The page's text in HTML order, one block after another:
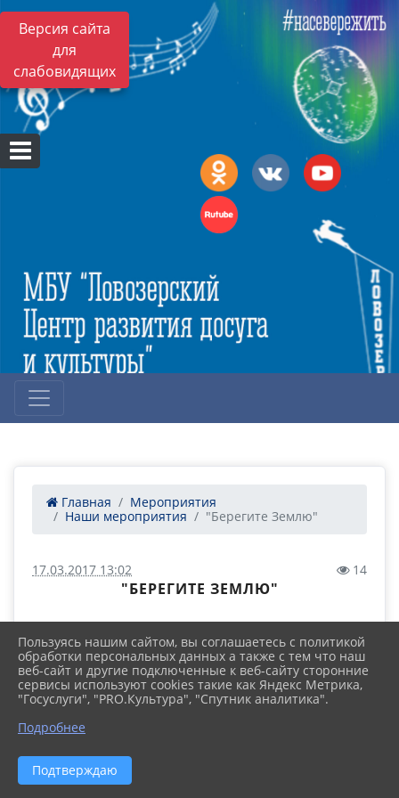
Версия сайта
для
слабовидящих
Главная
Мероприятия
Наши мероприятия
"Берегите Землю"
17.03.2017 13:02 14
"БЕРЕГИТЕ ЗЕМЛЮ"
Пользуясь нашим сайтом, вы соглашаетесь с политикой
обработки персональных данных а также с тем что наш
веб-сайт и другие подключенные к веб-сайту сторонние
сервисы используют cookies такие как Яндекс Метрика,
"Госуслуги", "PRO.Культура", "Спутник аналитика".
Подробнее
Подтверждаю